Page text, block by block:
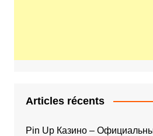
Articles récents
Pin Up Казино –